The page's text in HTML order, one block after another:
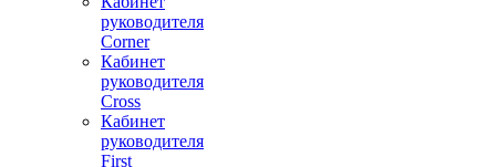
руководителя
Corner
Кабинет
руководителя
Cross
Кабинет
руководителя
First